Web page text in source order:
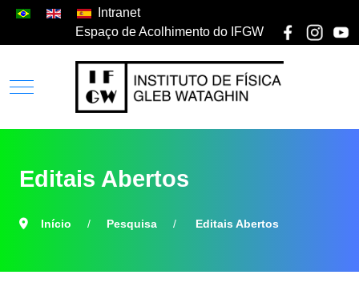
Intranet
Espaço de Acolhimento do IFGW
Editais Abertos
Início Pesquisa Editais Abertos